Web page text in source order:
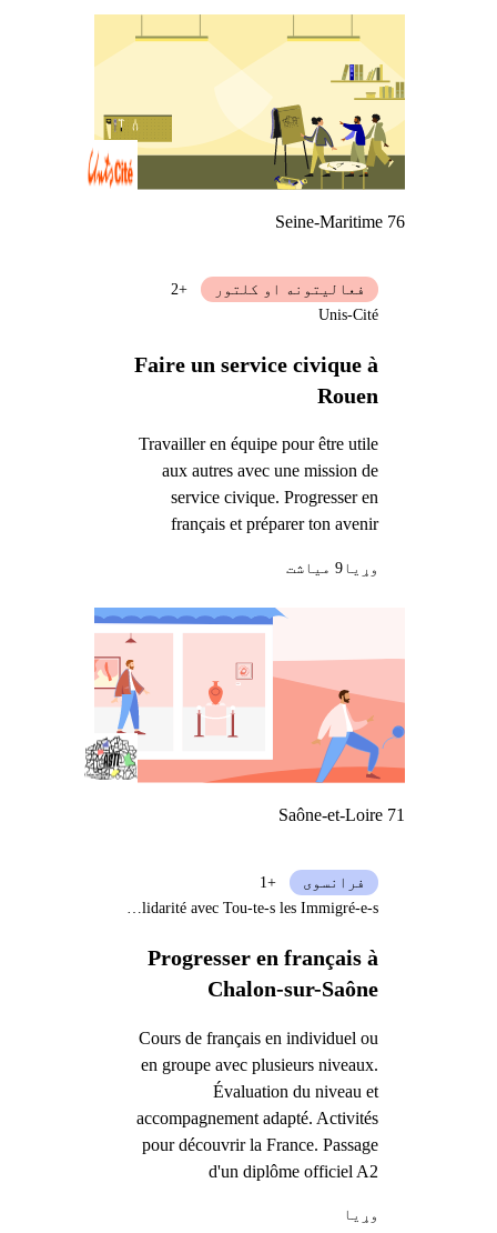
Seine-Maritime 76
Faire un service civique à
Rouen
Travailler en équipe pour être utile
aux autres avec une mission de
service civique. Progresser en
français et préparer ton avenir
فعالیتونه او کلتور
+2
Unis-Cité
وړيا9 میاشت
Saône-et-Loire 71
Progresser en français à
Chalon-sur-Saône
Cours de français en individuel ou
en groupe avec plusieurs niveaux.
Évaluation du niveau et
accompagnement adapté. Activités
pour découvrir la France. Passage
d'un diplôme officiel A2
فرانسوی
+1
Association de Solidarité avec Tou-te-s les Immigré-e-s
وړيا